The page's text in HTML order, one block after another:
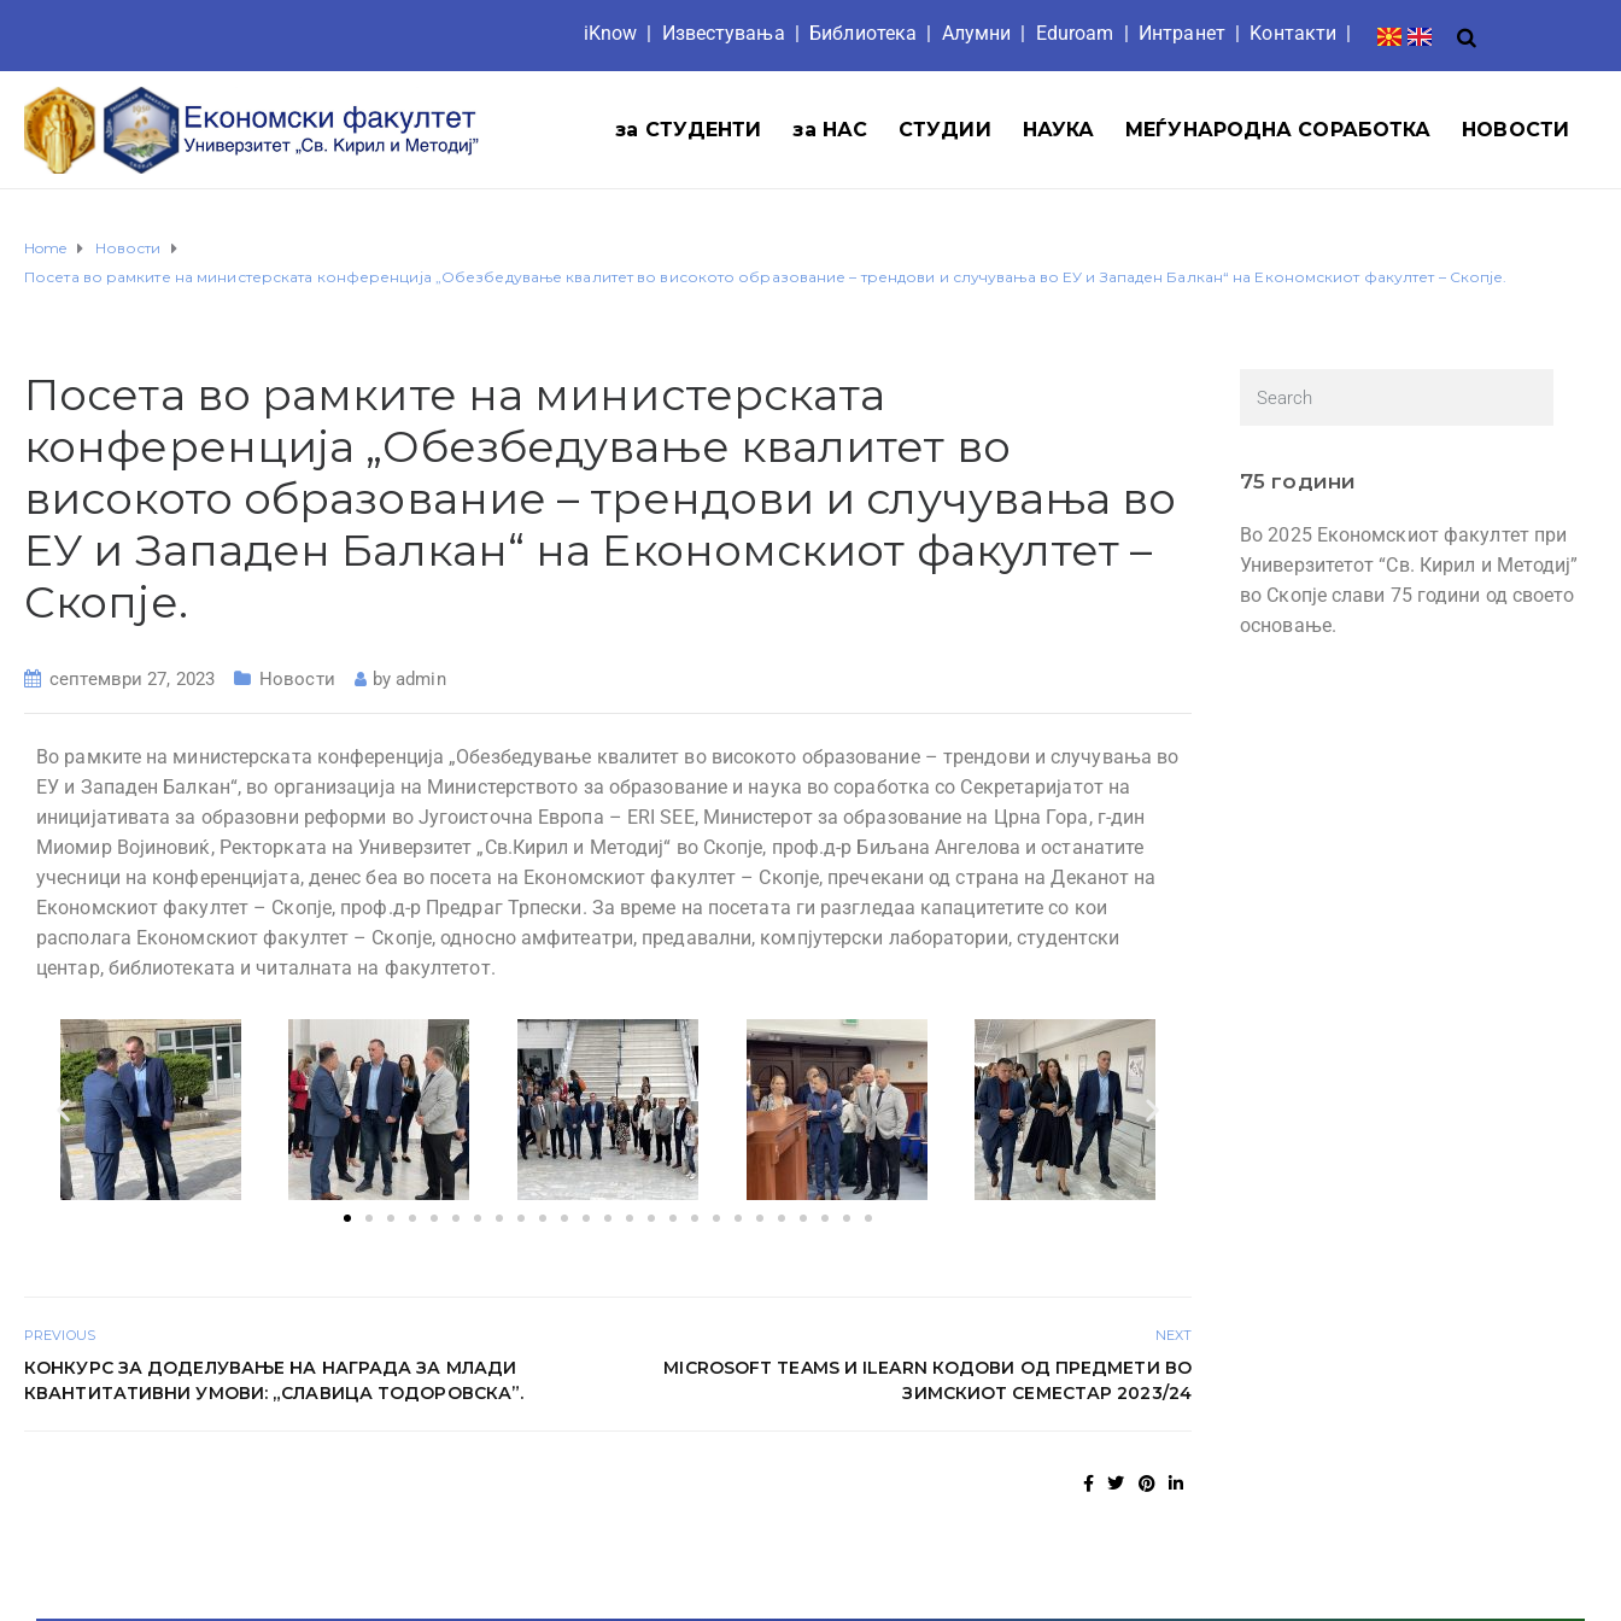
iKnow | Известувања | Библиотека | Aлумни | Eduroam | Интранет| Koнтакти |
за СТУДЕНТИ за НАС СТУДИИ НАУКА МЕЃУНАРОДНА СОРАБОТКА НОВОСТИ
Home
Новости
Посета во рамките на министерската конференција „Обезбедување квалитет во високото образование – трендови и случувања во ЕУ и Западен Балкан“ на Економскиот факултет – Скопје.
Посета во рамките на министерската
конференција „Обезбедување квалитет во
високото образование – трендови и случувања во
ЕУ и Западен Балкан“ на Економскиот факултет –
Скопје.
септември 27, 2023 Новости by admin
Во рамките на министерската конференција „Обезбедување квалитет во високото образование – трендови и случувања во
ЕУ и Западен Балкан“, во организација на Министерството за образование и наука во соработка со Секретаријатот на
иницијативата за образовни реформи во Југоисточна Европа – ERI SEE, Министерот за образование на Црна Гора, г-дин
Миомир Војиновиќ, Ректорката на Универзитет „Св.Кирил и Методиј“ во Скопје, проф.д-р Биљана Ангелова и останатите
учесници на конференцијата, денес беа во посета на Економскиот факултет – Скопје, пречекани од страна на Деканот на
Економскиот факултет – Скопје, проф.д-р Предраг Трпески. За време на посетата ги разгледаа капацитетите со кои
располага Економскиот факултет – Скопје, односно амфитеатри, предавални, компјутерски лаборатории, студентски
центар, библиотеката и читалната на факултетот.
PREVIOUS
КОНКУРС ЗА ДОДЕЛУВАЊЕ НА НАГРАДА ЗА МЛАДИ
КВАНТИТАТИВНИ УМОВИ: „СЛАВИЦА ТОДОРОВСКА”.
NEXT
MICROSOFT TEAMS И ILEARN КОДОВИ ОД ПРЕДМЕТИ ВО
ЗИМСКИОТ СЕМЕСТАР 2023/24
75 години
Во 2025 Економскиот факултет при
Универзитетот “Св. Кирил и Методиј”
во Скопје слави 75 години од своето
основање.